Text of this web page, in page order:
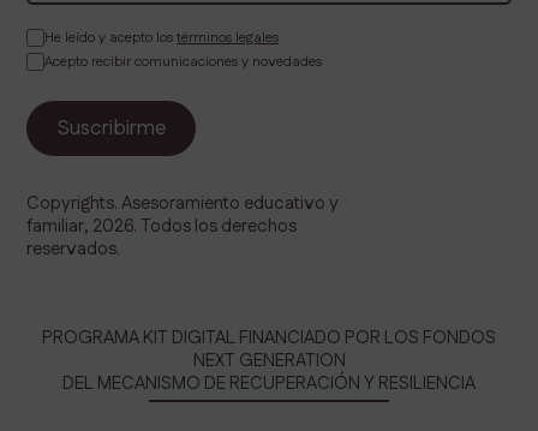
He leído y acepto lostérminos legales
Acepto recibir comunicaciones y novedades
Copyrights. Asesoramiento educativo y
familiar, 2026. Todos los derechos
reservados.
PROGRAMA KIT DIGITAL FINANCIADO POR LOS FONDOS
NEXT GENERATION
DEL MECANISMO DE RECUPERACIÓN Y RESILIENCIA